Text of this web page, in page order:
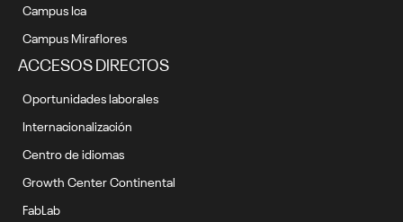
Campus Ica
Campus Miraflores
ACCESOS DIRECTOS
Oportunidades laborales
Internacionalización
Centro de idiomas
Growth Center Continental
FabLab